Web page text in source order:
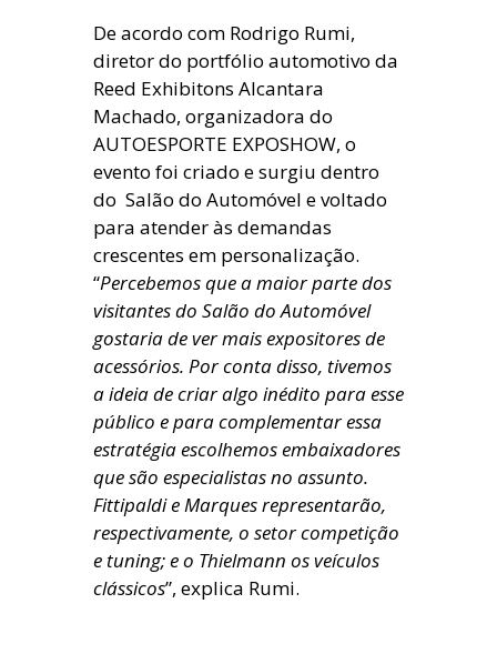
De acordo com Rodrigo Rumi,
diretor do portfólio automotivo da
Reed Exhibitons Alcantara
Machado, organizadora do
AUTOESPORTE EXPOSHOW, o
evento foi criado e surgiu dentro
do Salão do Automóvel e voltado
para atender às demandas
crescentes em personalização.
“Percebemos que a maior parte dos
visitantes do Salão do Automóvel
gostaria de ver mais expositores de
acessórios. Por conta disso, tivemos
a ideia de criar algo inédito para esse
público e para complementar essa
estratégia escolhemos embaixadores
que são especialistas no assunto.
Fittipaldi e Marques representarão,
respectivamente, o setor competição
e tuning; e o Thielmann os veículos
clássicos”, explica Rumi.